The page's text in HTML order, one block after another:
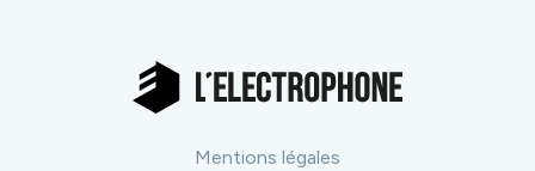
Mentions légales